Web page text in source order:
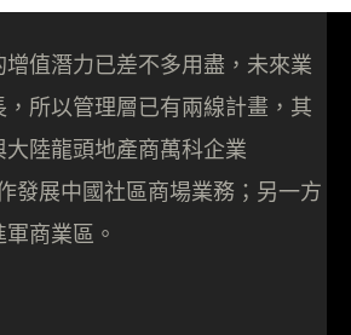
值潛力已差不多用盡，未來業
所以管理層已有兩線計畫，其
陸龍頭地產商萬科企業
發展中國社區商場業務；另一方
商業區。